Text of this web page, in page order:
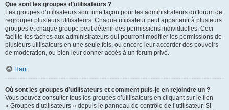
Que sont les groupes d’utilisateurs ?
Les groupes d’utilisateurs sont une façon pour les administrateurs du forum de
regrouper plusieurs utilisateurs. Chaque utilisateur peut appartenir à plusieurs
groupes et chaque groupe peut détenir des permissions individuelles. Ceci
facilite les tâches aux administrateurs qui pourront modifier les permissions de
plusieurs utilisateurs en une seule fois, ou encore leur accorder des pouvoirs
de modération, ou bien leur donner accès à un forum privé.
Haut
Où sont les groupes d’utilisateurs et comment puis-je en rejoindre un ?
Vous pouvez consulter tous les groupes d’utilisateurs en cliquant sur le lien
« Groupes d’utilisateurs » depuis le panneau de contrôle de l’utilisateur. Si